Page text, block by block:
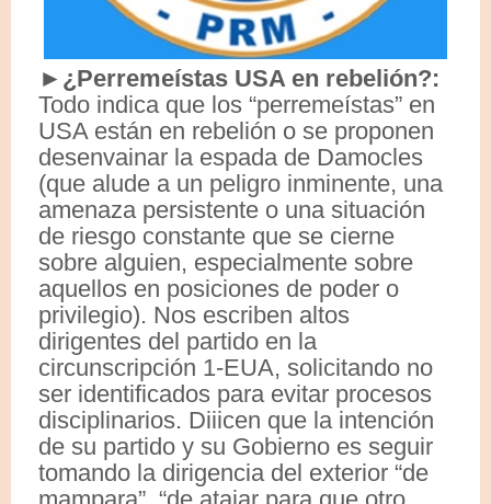
►¿Perremeístas USA en rebelión?:
Todo indica que los “perremeístas” en
USA están en rebelión o se proponen
desenvainar la espada de Damocles
(que alude a un peligro inminente, una
amenaza persistente o una situación
de riesgo constante que se cierne
sobre alguien, especialmente sobre
aquellos en posiciones de poder o
privilegio). Nos escriben altos
dirigentes del partido en la
circunscripción 1-EUA, solicitando no
ser identificados para evitar procesos
disciplinarios. Diiicen que la intención
de su partido y su Gobierno es seguir
tomando la dirigencia del exterior “de